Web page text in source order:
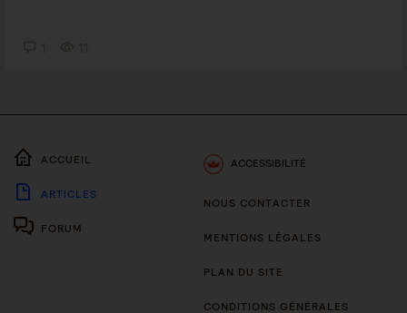
ACCUEIL
ARTICLES
FORUM
ACCESSIBILITÉ
NOUS CONTACTER
MENTIONS LÉGALES
PLAN DU SITE
CONDITIONS GÉNÉRALES